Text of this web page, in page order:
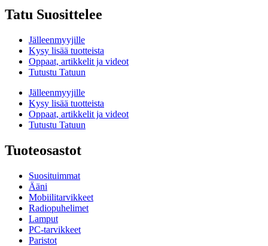
Tatu Suosittelee
Jälleenmyyjille
Kysy lisää tuotteista
Oppaat, artikkelit ja videot
Tutustu Tatuun
Jälleenmyyjille
Kysy lisää tuotteista
Oppaat, artikkelit ja videot
Tutustu Tatuun
Tuoteosastot
Suosituimmat
Ääni
Mobiilitarvikkeet
Radiopuhelimet
Lamput
PC-tarvikkeet
Paristot